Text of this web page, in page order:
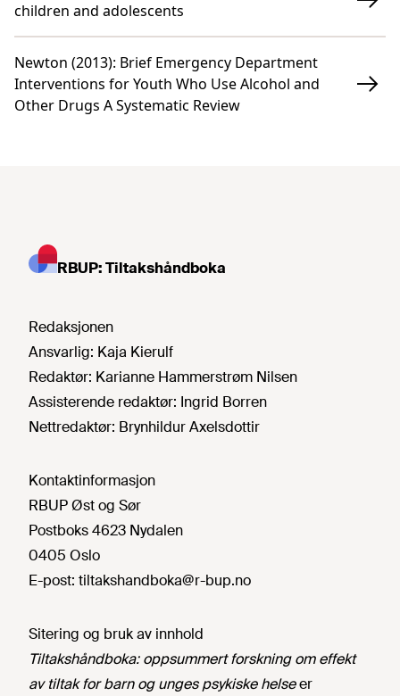
children and adolescents
Newton (2013): Brief Emergency Department
Interventions for Youth Who Use Alcohol and
Other Drugs A Systematic Review
RBUP: Tiltakshåndboka
Redaksjonen
Ansvarlig: Kaja Kierulf
Redaktør: Karianne Hammerstrøm Nilsen
Assisterende redaktør: Ingrid Borren
Nettredaktør: Brynhildur Axelsdottir
Kontaktinformasjon
RBUP Øst og Sør
Postboks 4623 Nydalen
0405 Oslo
E-post: tiltakshandboka@r-bup.no
Sitering og bruk av innhold
Tiltakshåndboka: oppsummert forskning om effekt
av tiltak for barn og unges psykiske helseer